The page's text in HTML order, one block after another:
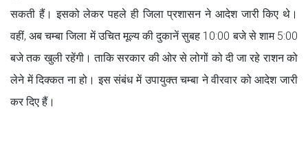
सकती हैं। इसको लेकर पहले ही जिला प्रशासन ने आदेश जारी किए थे।
वहीं, अब चम्बा जिला में उचित मूल्य की दुकानें सुबह 10:00 बजे से शाम 5:00
बजे तक खुली रहेंगी। ताकि सरकार की ओर से लोगों को दी जा रहे राशन को
लेने में दिक्कत ना हो। इस संबंध में उपायुक्त चम्बा ने वीरवार को आदेश जारी
कर दिए हैं।